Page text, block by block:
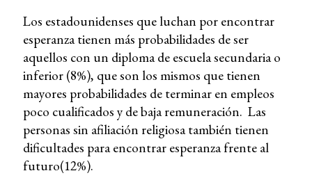
Los estadounidenses que luchan por encontrar
esperanza tienen más probabilidades de ser
aquellos con un diploma de escuela secundaria o
inferior (8%), que son los mismos que tienen
mayores probabilidades de terminar en empleos
poco cualificados y de baja remuneración. Las
personas sin afiliación religiosa también tienen
dificultades para encontrar esperanza frente al
futuro(12%).